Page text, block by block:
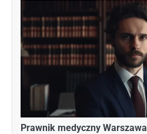
Prawnik medyczny Warszawa